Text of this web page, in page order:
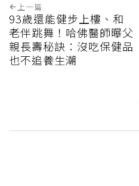
上一篇
93歲還能健步上樓、和
老伴跳舞！哈佛醫師曝父
親長壽秘訣：沒吃保健品
也不追養生潮